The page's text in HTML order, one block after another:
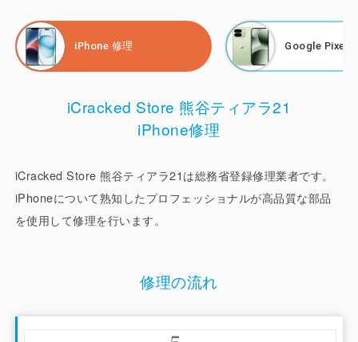
マートフォンをできる限り、故障前の快適な状態で使用でき
るように修理させていただきます。
ービスだけではなく、購入した端末の初期設定や機種変更時
のデータ移行、アプリ設定、操作方法などのサポートも行っ
気軽にご相談ください。
iPhone 修理 Google Pixel
iCracked Store 熊谷ティアラ21
iPhone修理
iCracked Store 熊谷ティアラ21は総務省登録修理業者です。
iPhoneについて熟知したプロフェッショナルが高品質な部品
を使用して修理を行います。
修理の流れ